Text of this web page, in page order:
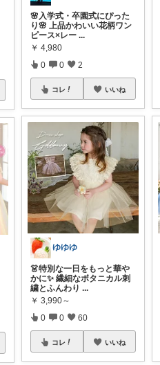
🌸入学式・卒園式にぴった
り🌸 上品かわいい花柄ワン
ピース×レー ...
￥ 4,980
0 0 2
コレ いいね
ゆゆゆ
👗特別な一日をもっと華や
かに✨ 繊細なボタニカル刺
繍とふんわり ...
￥ 3,990～
0 0 60
コレ いいね